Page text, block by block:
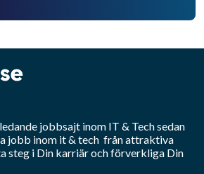
jobbsajt inom IT & Techsedan
jobb inom it & tech från attraktiva
steg i Din karriär och förverkliga Din